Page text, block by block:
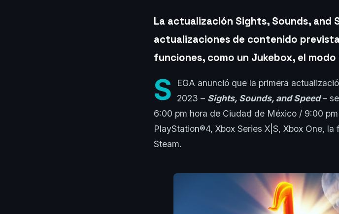
La actualización Sights, Sounds, and
actualizaciones de contenido
funciones, como un Jukebox, el
S EGA anunció que la primera
2023 – Sights, Sounds, and Speed–
6:00 pm hora de Ciudad de México / 9:00
PlayStation®️4, Xbox Series X|S, Xbox One,
Steam.